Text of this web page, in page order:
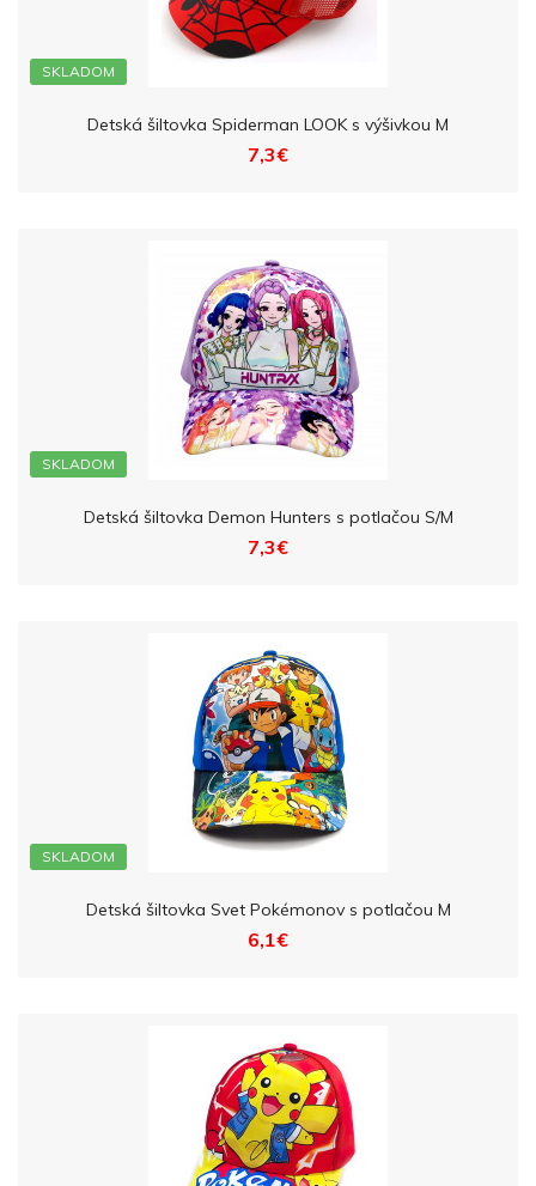
SKLADOM
Detská šiltovka Spiderman LOOK s výšivkou M
7,3€
SKLADOM
Detská šiltovka Demon Hunters s potlačou S/M
7,3€
SKLADOM
Detská šiltovka Svet Pokémonov s potlačou M
6,1€